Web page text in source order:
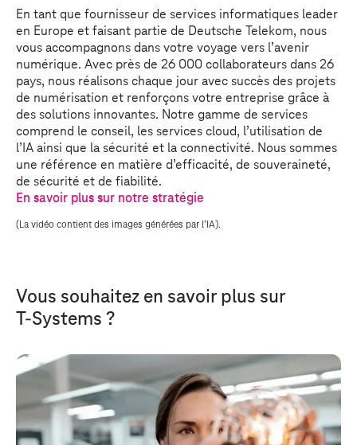
En tant que fournisseur de services informatiques leader
en Europe et faisant partie de Deutsche Telekom, nous
vous accompagnons dans votre voyage vers l’avenir
numérique. Avec près de 26 000 collaborateurs dans 26
pays, nous réalisons chaque jour avec succès des projets
de numérisation et renforçons votre entreprise grâce à
des solutions innovantes. Notre gamme de services
comprend le conseil, les services cloud, l’utilisation de
l’IA ainsi que la sécurité et la connectivité. Nous sommes
une référence en matière d’efficacité, de souveraineté,
de sécurité et de fiabilité.
En savoir plus sur notre stratégie
(La vidéo contient des images générées par l’IA).
Vous souhaitez en savoir plus sur
T-Systems ?